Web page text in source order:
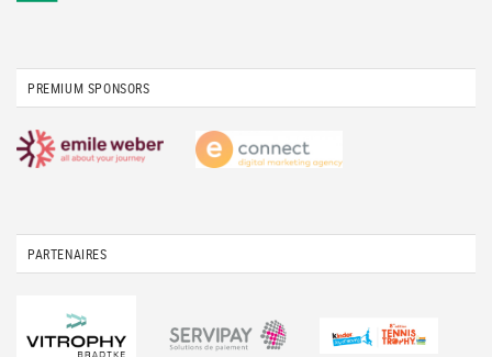
PREMIUM SPONSORS
PARTENAIRES